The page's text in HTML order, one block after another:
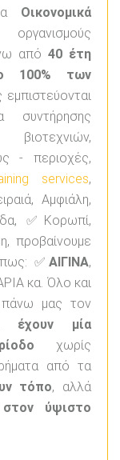
Οικονομικά
από 40 έτη
100% των
εμπιστεύονται
βιοτεχνιών,
- περιοχές,
services,
Αμφιάλη,
✅Κορωπί,
προβαίνουμε
✅ ΑΙΓΙΝΑ,
κα. Όλο και
πάνω μας τον
έχουν μία
χωρίς
από τα
τόπο, αλλά
στον ύψιστο